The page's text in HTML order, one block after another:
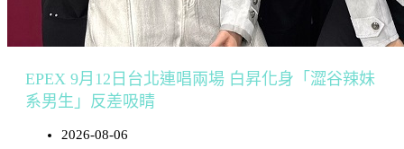
EPEX 9月12日台北連唱兩場 白昇化身「澀谷辣妹
系男生」反差吸睛
2026-08-06